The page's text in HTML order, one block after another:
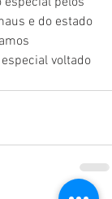
e do estado
voltado